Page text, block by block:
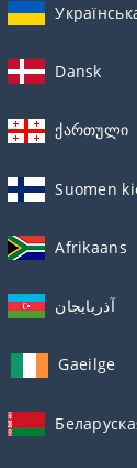
Dansk
ქართული
Suomen
Afrikaans
آذربايجان
Gaeilge